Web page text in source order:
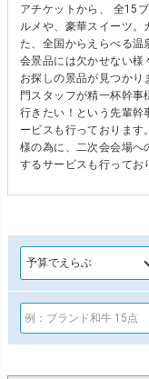
アチケットから、 全15
ルメや、豪華スイーツ。
た、全国からえらべる温
会景品には欠かせない様
お探しの景品が見つかり
門スタッフが精一杯幹
行きたい！という先輩幹
ービスも行っておりま
様の為に、二次会会場へ
するサービスも行ってお